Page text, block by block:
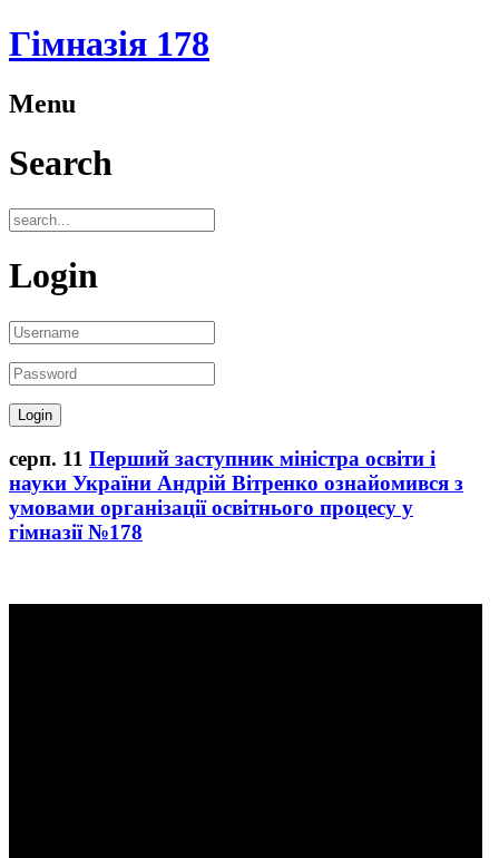
Гімназія 178
Menu
Search
Login
серп. 11 Перший заступник міністра освіти і
науки України Андрій Вітренко ознайомився з
умовами організації освітнього процесу у
гімназії №178